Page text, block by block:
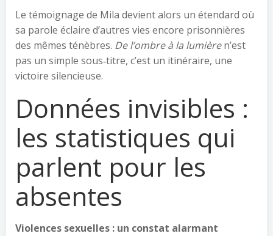
Le témoignage de Mila devient alors un étendard où
sa parole éclaire d’autres vies encore prisonnières
des mêmes ténèbres. De l’ombre à la lumièren’est
pas un simple sous‑titre, c’est un itinéraire, une
victoire silencieuse.
Données invisibles :
les statistiques qui
parlent pour les
absentes
Violences sexuelles : un constat alarmant